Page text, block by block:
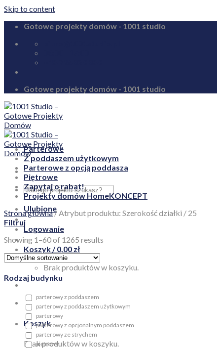
Skip to content
Gotowe projekty domów - 1001 studio
Gotowe projekty domów - 1001 studio
Ulubione
Logowanie
Koszyk /0,00 zł
Brak produktów w koszyku.
Koszyk
Brak produktów w koszyku.
Parterowe
Z poddaszem użytkowym
Parterowe z opcją poddasza
Piętrowe
Zapytaj o rabat!
Projekty domów HomeKONCEPT
Strona główna/Atrybut produktu: Szerokość działki / 25
Filtruj
Showing 1–60 of 1265 results
Rodzaj budynku
parterowy z poddaszem
parterowy z poddaszem użytkowym
parterowy
parterowy z opcjonalnym poddaszem
parterowy ze strychem
piętrowy